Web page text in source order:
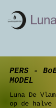
PERS -
MODEL
Luna De
op de halve